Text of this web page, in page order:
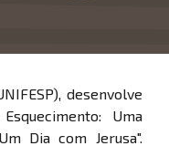
desenvolve
Uma
Dia com Jerusa".